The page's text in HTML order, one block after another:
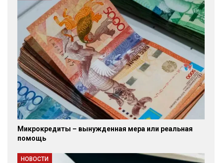
Микрокредиты – вынужденная мера или реальная
помощь
НОВОСТИ